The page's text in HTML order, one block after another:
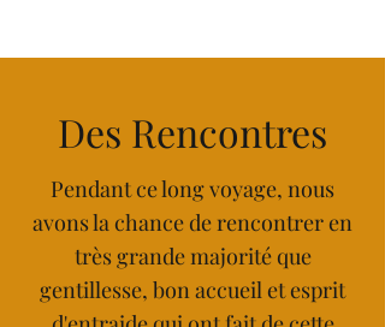
Des Rencontres
Pendant ce long voyage, nous
avons la chance de rencontrer en
très grande majorité que
gentillesse, bon accueil et esprit